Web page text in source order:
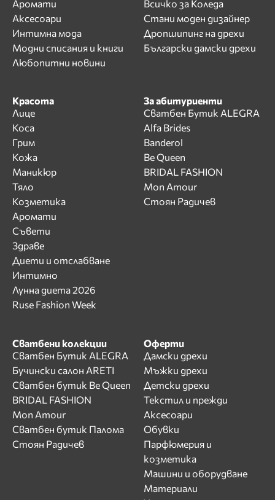
Аромати
Аксесоари
Интимна мода
Модни списания и книги
Любопитни новини
Всичко за Коледа
Стани моден дизайнер
Дропшипинг на дрехи
Български дамски дрехи
Красота
Лице
Коса
Грим
Кожа
Маникюр
Тяло
Козметика
Аромати
Съвети
Здраве
Диети и отслабване
Интимно
Лунна диета 2026
Ruse Fashion Week
За абитуриенти
Сватбен Бутик ALEGRA
Alfa Brides
Banderol
Be Queen
BRIDAL FASHION
Mon Amour
Стоян Радичев
Сватбени колекции
Сватбен Бутик ALEGRA
Бучински салон ARETI
Сватбен бутик Be Queen
BRIDAL FASHION
Mon Amour
Сватбен бутик Палома
Стоян Радичев
Оферти
Дамски дрехи
Мъжки дрехи
Детски дрехи
Текстил и прежди
Аксесоари
Обувки
Парфюмерия и
козметика
Машини и оборудване
Материали